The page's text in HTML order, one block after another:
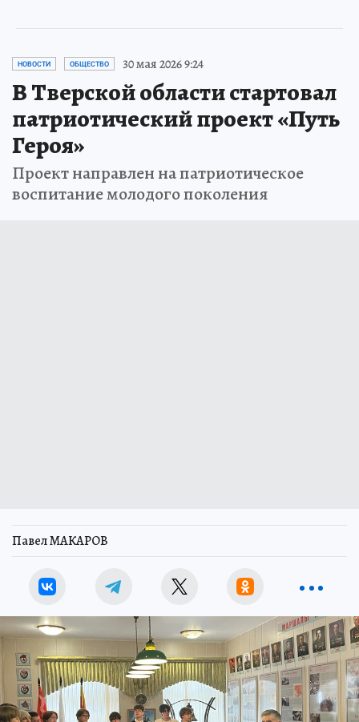
НОВОСТИ ОБЩЕСТВО 30 мая 2026 9:24
В Тверской области стартовал
патриотический проект «Путь
Героя»
Проект направлен на патриотическое
воспитание молодого поколения
Павел МАКАРОВ